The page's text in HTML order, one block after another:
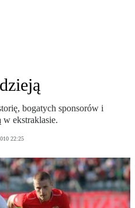
bogatych sponsorów i
ekstraklasie.
22:25